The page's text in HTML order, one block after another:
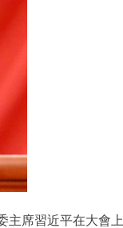
主席習近平在大會上